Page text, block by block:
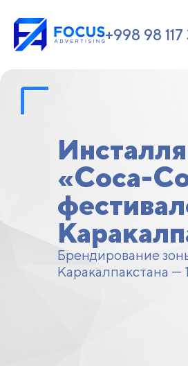
+998 98
«Coca-
Брендирование
Каракалпакстана —